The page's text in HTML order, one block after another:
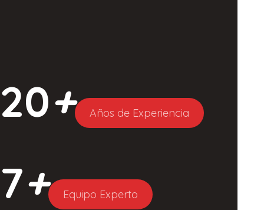
20+ Años de Experiencia
7+ Equipo Experto